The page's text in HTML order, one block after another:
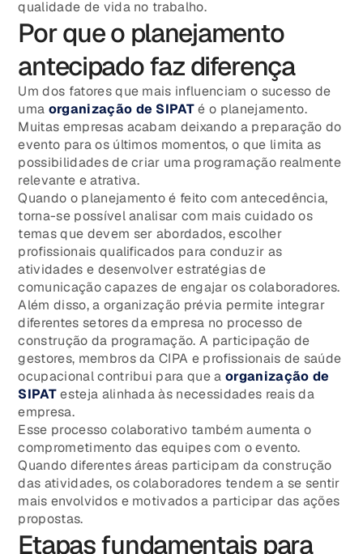
qualidade de vida no trabalho.
Por que o planejamento
antecipado faz diferença
Um dos fatores que mais influenciam o sucesso de
uma organização de SIPATé o planejamento.
Muitas empresas acabam deixando a preparação do
evento para os últimos momentos, o que limita as
possibilidades de criar uma programação realmente
relevante e atrativa.
Quando o planejamento é feito com antecedência,
torna-se possível analisar com mais cuidado os
temas que devem ser abordados, escolher
profissionais qualificados para conduzir as
atividades e desenvolver estratégias de
comunicação capazes de engajar os colaboradores.
Além disso, a organização prévia permite integrar
diferentes setores da empresa no processo de
construção da programação. A participação de
gestores, membros da CIPA e profissionais de saúde
ocupacional contribui para que a organização de
SIPATesteja alinhada às necessidades reais da
empresa.
Esse processo colaborativo também aumenta o
comprometimento das equipes com o evento.
Quando diferentes áreas participam da construção
das atividades, os colaboradores tendem a se sentir
mais envolvidos e motivados a participar das ações
propostas.
Etapas fundamentais para